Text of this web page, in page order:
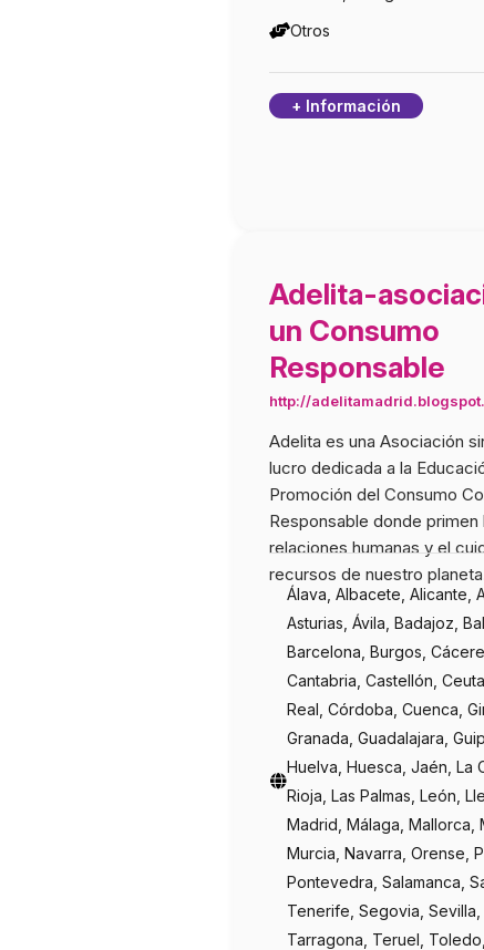
Otros
+ Información
Adelita-
un Consumo
Responsable
http://
Adelita es una Asociación
lucro dedicada a la
Promoción del Consumo
Responsable donde primen
relaciones humanas y el
recursos de nuestro
Álava, Albacete, Alicante,
Asturias, Ávila, Badajoz,
Barcelona, Burgos,
Cantabria, Castellón,
Real, Córdoba, Cuenca,
Granada, Guadalajara,
Huelva, Huesca, Jaén, La
Rioja, Las Palmas, León,
Madrid, Málaga, Mallorca,
Murcia, Navarra, Orense,
Pontevedra, Salamanca,
Tenerife, Segovia, Sevilla,
Tarragona, Teruel,